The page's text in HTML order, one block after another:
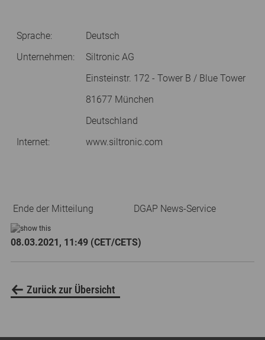
Sprache:
Deutsch
Unternehmen:
Siltronic AG
Einsteinstr. 172 - Tower B / Blue Tower
81677 München
Deutschland
Internet:
www.siltronic.com
Ende der Mitteilung DGAP News-Service
08.03.2021, 11:49 (CET/CETS)
Zurück zur Übersicht